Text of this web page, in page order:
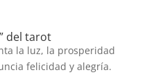
del tarot
la luz, la prosperidad
felicidad y alegría.